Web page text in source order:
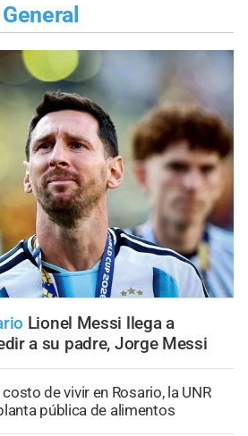
Lionel Messi llega a
a su padre, Jorge Messi
de vivir en Rosario, la UNR
pública de alimentos